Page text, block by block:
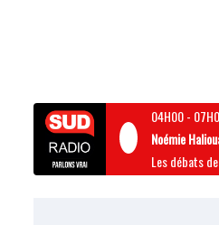
04H00-
Noémie
Les débats